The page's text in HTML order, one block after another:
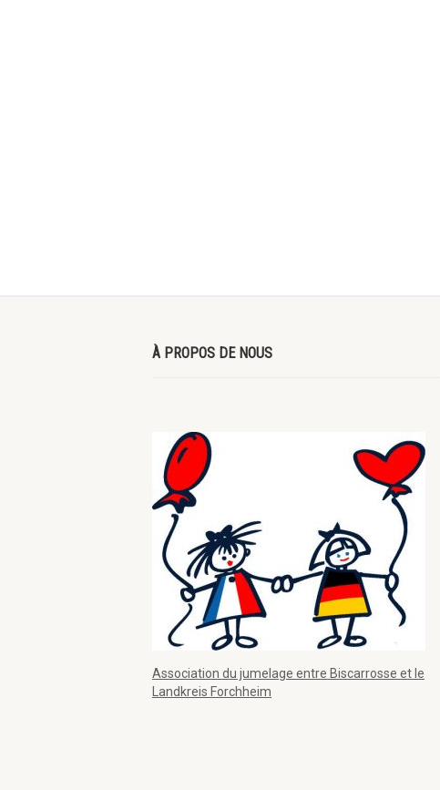
À PROPOS DE NOUS
Association du jumelage entre Biscarrosse et le
Landkreis Forchheim